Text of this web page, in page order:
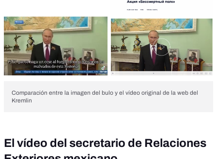
Comparación entre la imagen del bulo y el vídeo original de la web del
Kremlin
El vídeo del secretario de Relaciones